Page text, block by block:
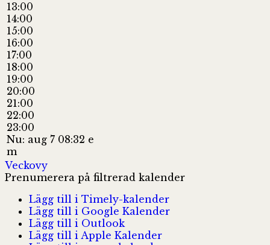
13:00
14:00
15:00
16:00
17:00
18:00
19:00
20:00
21:00
22:00
23:00
Nu: aug 7 08:32 e
m
Veckovy
Prenumerera på filtrerad kalender
Lägg till i Timely-kalender
Lägg till i Google Kalender
Lägg till i Outlook
Lägg till i Apple Kalender